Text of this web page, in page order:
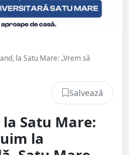
la Satu Mare: „Vrem să
Salvează
Satu Mare:
la